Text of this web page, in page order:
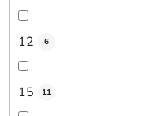
12 6
15 11